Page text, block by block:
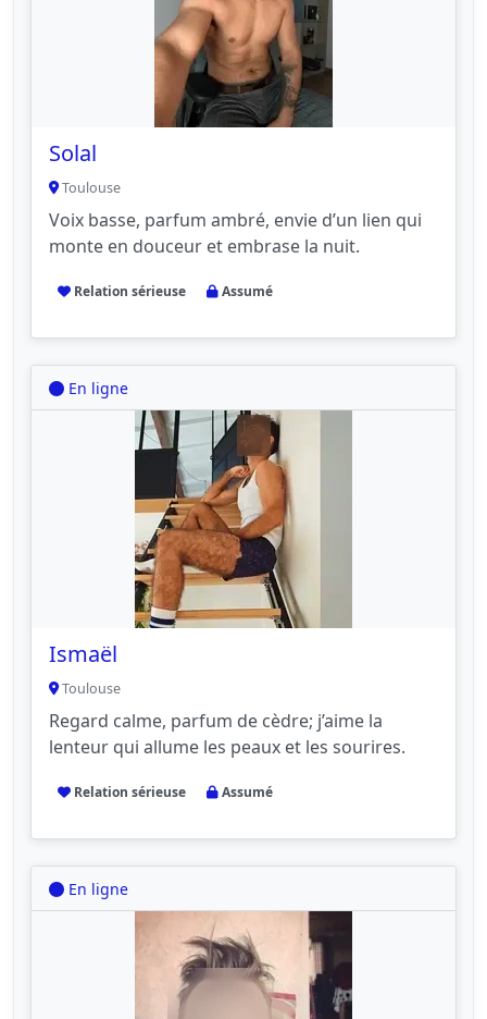
Solal
Toulouse
Voix basse, parfum ambré, envie d’un lien qui
monte en douceur et embrase la nuit.
Relation sérieuse Assumé
En ligne
Ismaël
Toulouse
Regard calme, parfum de cèdre; j’aime la
lenteur qui allume les peaux et les sourires.
Relation sérieuse Assumé
En ligne